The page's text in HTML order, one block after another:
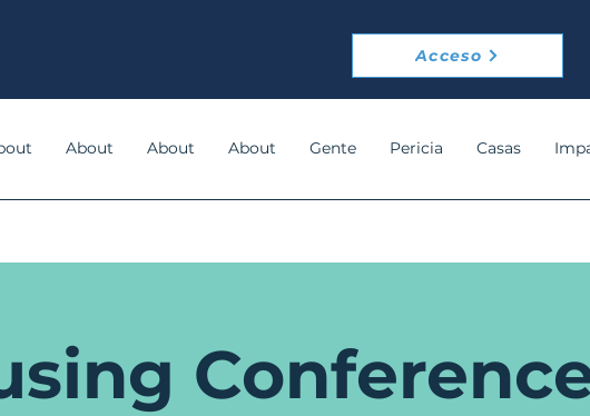
Acceso
About About About Gente Pericia Casas